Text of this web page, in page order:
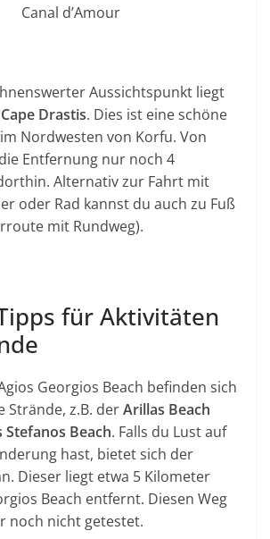
Canal d’Amour
Aussichtspunkt liegt
Cape Drastis. Dies ist eine schöne
Nordwesten von Korfu. Von
Entfernung nur noch 4
Alternativ zur Fahrt mit
oder Rad kannst du auch zu Fuß
mit Rundweg).
für Aktivitäten
Georgios Beach befinden sich
Strände, z.B. derArillas Beach
Stefanos Beach. Falls du Lust auf
hast, bietet sich der
Dieser liegt etwa 5 Kilometer
Beach entfernt. Diesen Weg
noch nicht getestet.